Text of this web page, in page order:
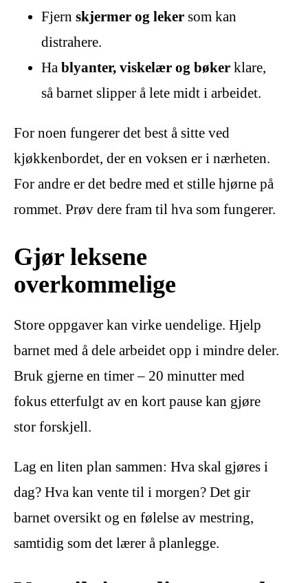
Fjern skjermer og leker som kan
distrahere.
Ha blyanter, viskelær og bøker klare,
så barnet slipper å lete midt i arbeidet.
For noen fungerer det best å sitte ved
kjøkkenbordet, der en voksen er i nærheten.
For andre er det bedre med et stille hjørne på
rommet. Prøv dere fram til hva som fungerer.
Gjør leksene
overkommelige
Store oppgaver kan virke uendelige. Hjelp
barnet med å dele arbeidet opp i mindre deler.
Bruk gjerne en timer – 20 minutter med
fokus etterfulgt av en kort pause kan gjøre
stor forskjell.
Lag en liten plan sammen: Hva skal gjøres i
dag? Hva kan vente til i morgen? Det gir
barnet oversikt og en følelse av mestring,
samtidig som det lærer å planlegge.